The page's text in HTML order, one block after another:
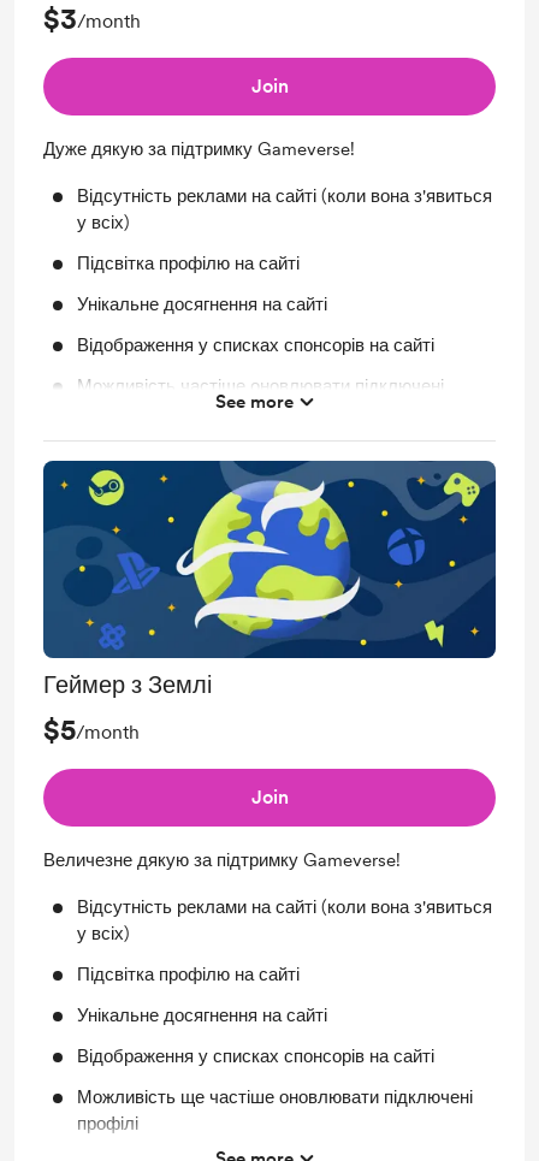
$3/month
Join
Дуже дякую за підтримку Gameverse!
Відсутність реклами на сайті (коли вона з'явиться
у всіх)
Підсвітка профілю на сайті
Унікальне досягнення на сайті
Відображення у списках спонсорів на сайті
Можливість частіше оновлювати підключені
See more
Геймер з Землі
$5/month
Join
Величезне дякую за підтримку Gameverse!
Відсутність реклами на сайті (коли вона з'явиться
у всіх)
Підсвітка профілю на сайті
Унікальне досягнення на сайті
Відображення у списках спонсорів на сайті
Можливість ще частіше оновлювати підключені
профілі